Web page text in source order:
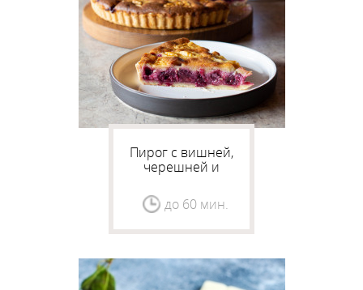
Пирог с вишней,
черешней и
до 60 мин.